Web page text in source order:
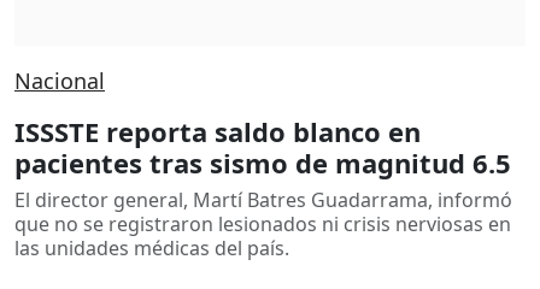
Nacional
ISSSTE reporta saldo blanco en
pacientes tras sismo de magnitud 6.5
El director general, Martí Batres Guadarrama, informó
que no se registraron lesionados ni crisis nerviosas en
las unidades médicas del país.